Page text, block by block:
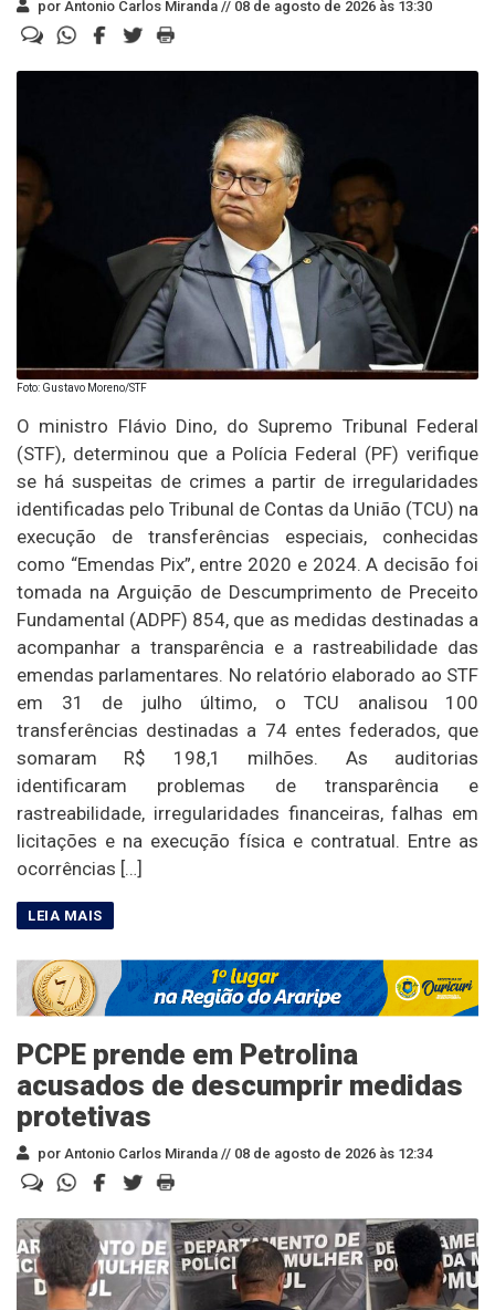
por Antonio Carlos Miranda // 08 de agosto de 2026 às 13:30
Foto: Gustavo Moreno/STF
O ministro Flávio Dino, do Supremo Tribunal Federal
(STF), determinou que a Polícia Federal (PF) verifique
se há suspeitas de crimes a partir de irregularidades
identificadas pelo Tribunal de Contas da União (TCU) na
execução de transferências especiais, conhecidas
como “Emendas Pix”, entre 2020 e 2024. A decisão foi
tomada na Arguição de Descumprimento de Preceito
Fundamental (ADPF) 854, que as medidas destinadas a
acompanhar a transparência e a rastreabilidade das
emendas parlamentares. No relatório elaborado ao STF
em 31 de julho último, o TCU analisou 100
transferências destinadas a 74 entes federados, que
somaram R$ 198,1 milhões. As auditorias
identificaram problemas de transparência e
rastreabilidade, irregularidades financeiras, falhas em
licitações e na execução física e contratual. Entre as
ocorrências […]
PCPE prende em Petrolina
acusados de descumprir medidas
protetivas
por Antonio Carlos Miranda // 08 de agosto de 2026 às 12:34